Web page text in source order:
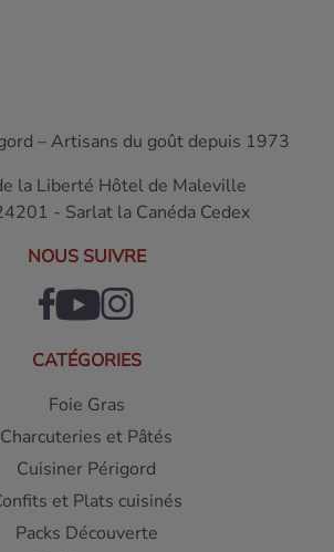
– Artisans du goût depuis 1973
la Liberté Hôtel de Maleville
- Sarlat la Canéda Cedex
NOUS SUIVRE
CATÉGORIES
Foie Gras
Charcuteries et Pâtés
Cuisiner Périgord
et Plats cuisinés
Packs Découverte